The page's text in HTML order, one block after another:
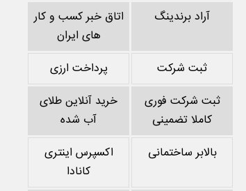
آراد برندینگ
اتاق خبر کسب و کار
های ایران
ثبت شرکت
پرداخت ارزی
ثبت شرکت فوری
کاملا تضمینی
خرید آنلاین طلای
آب شده
بالابر ساختمانی
اکسپرس اینتری
کانادا